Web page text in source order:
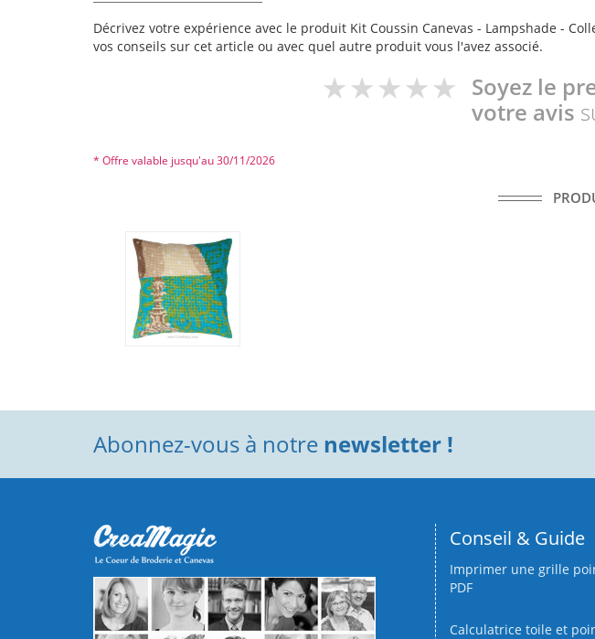
Décrivez votre expérience avec le produit Kit Coussin Canevas - Lampshade -
vos conseils sur cet article ou avec quel autre produit vous l'avez associé.
Soyez le
votre avis
* Offre valable jusqu'au 30/11/2026
Abonnez-vous à notre newsletter !
Conseil & Guide
Imprimer une grille
PDF
Calculatrice toile et